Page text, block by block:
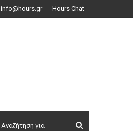
info@hours.gr Hours Chat